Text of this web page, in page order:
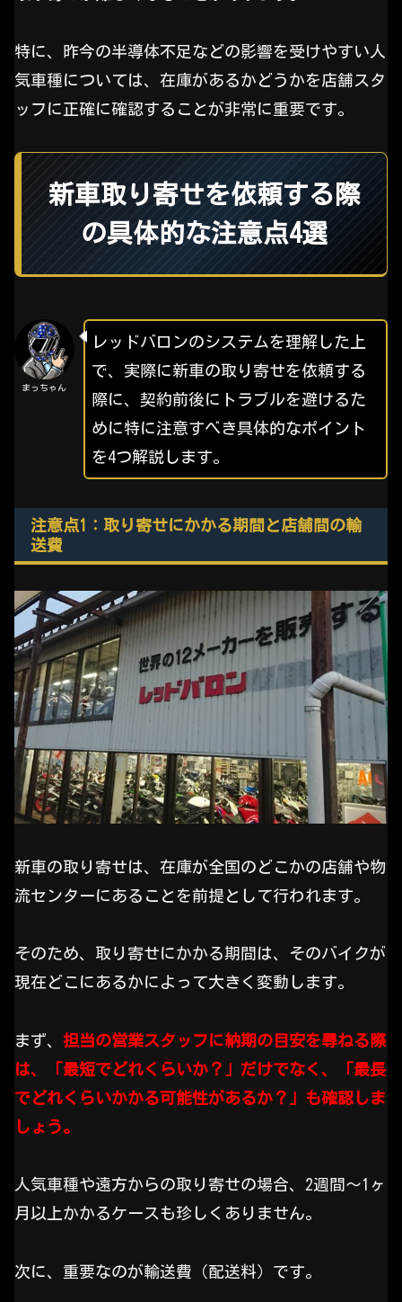
特に、昨今の半導体不足などの影響を受けやすい人
気車種については、在庫があるかどうかを店舗スタ
ッフに正確に確認することが非常に重要です。
新車取り寄せを依頼する際
の具体的な注意点4選
まっちゃん
レッドバロンのシステムを理解した上
で、実際に新車の取り寄せを依頼する
際に、契約前後にトラブルを避けるた
めに特に注意すべき具体的なポイント
を4つ解説します。
注意点1：取り寄せにかかる期間と店舗間の輸
送費
新車の取り寄せは、在庫が全国のどこかの店舗や物
流センターにあることを前提として行われます。
そのため、取り寄せにかかる期間は、そのバイクが
現在どこにあるかによって大きく変動します。
まず、 担当の営業スタッフに納期の目安を尋ねる際
は、「最短でどれくらいか？」だけでなく、「最長
でどれくらいかかる可能性があるか？」も確認しま
しょう。
人気車種や遠方からの取り寄せの場合、2週間〜1ヶ
月以上かかるケースも珍しくありません。
次に、重要なのが輸送費（配送料）です。